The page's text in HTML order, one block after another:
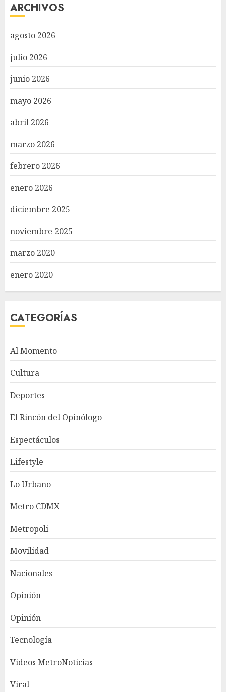
ARCHIVOS
agosto 2026
julio 2026
junio 2026
mayo 2026
abril 2026
marzo 2026
febrero 2026
enero 2026
diciembre 2025
noviembre 2025
marzo 2020
enero 2020
CATEGORÍAS
Al Momento
Cultura
Deportes
El Rincón del Opinólogo
Espectáculos
Lifestyle
Lo Urbano
Metro CDMX
Metropoli
Movilidad
Nacionales
Opinión
Opinión
Tecnología
Videos MetroNoticias
Viral